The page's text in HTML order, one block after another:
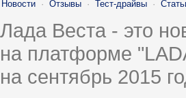
Новости · Отзывы · Тест-драйвы ·
Лада Веста - это
на платформе
на сентябрь 2015